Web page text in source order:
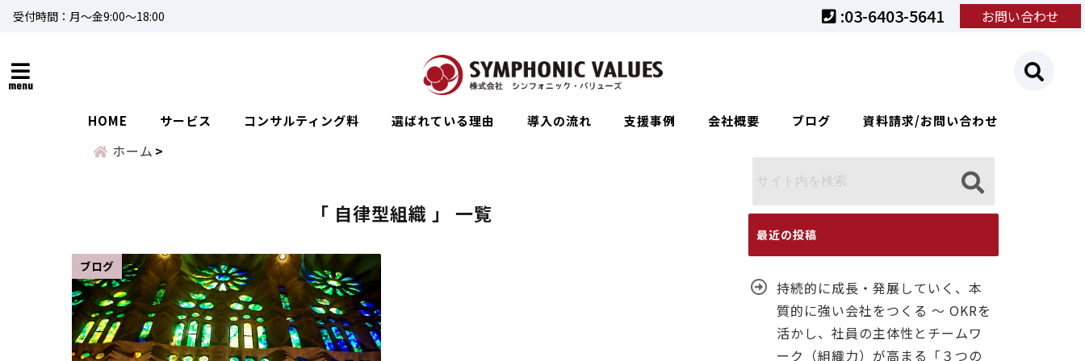
受付時間：月～金9:00～18:00 お問い合わせ
:03-6403-5641
menu
HOME サービス コンサルティング料 選ばれている理由 導入の流れ 支援事例 会社概要 ブログ 資料請求/お問い合わせ
ホーム
「 自律型組織 」 一覧
ブログ
最近の投稿
持続的に成長・発展していく、本
質的に強い会社をつくる ～ OKRを
活かし、社員の主体性とチームワ
ーク（組織力）が高まる「３つの